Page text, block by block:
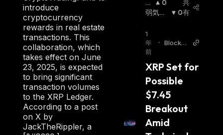
introduce
cryptocurrency
rewards in real estate
transactions. This
collaboration, which
takes effect on June
23, 2025, is expected
to bring significant
transaction volumes
to the XRP Ledger.
According to a post
on X by
JackTheRippler, a
強
気
場
0
弱気相
0
共
有
1
年
前
• Blockch
XRP Set for
Possible
$7.45
Breakout
Amid